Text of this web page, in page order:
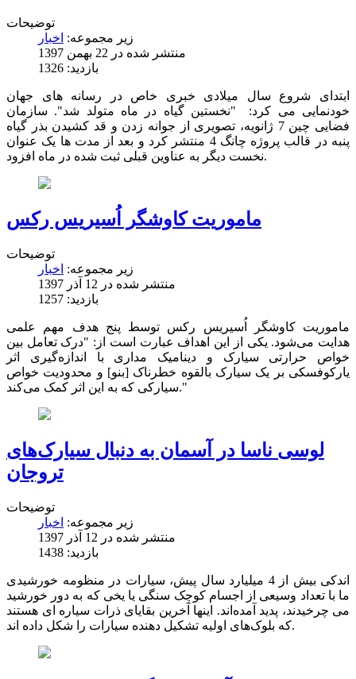
توضیحات
زیر مجموعه: اخبار
منتشر شده در 22 بهمن 1397
بازدید: 1326
ابتدای شروع سال میلادی خبری خاص در رسانه های جهان
خودنمایی می کرد: "نخستین گیاه در ماه متولد شد". سازمان
فضایی چین 7 ژانویه، تصویری از جوانه زدن و قد کشیدن بذر گیاه
پنبه در قالب پروژه چانگ 4 منتشر کرد و بعد از مدت ها یک عنوان
نخست دیگر به عناوین قبلی ثبت شده در ماه افزود.
ماموریت کاوشگر اُسیریس رکس
توضیحات
زیر مجموعه: اخبار
منتشر شده در 12 آذر 1397
بازدید: 1257
ماموریت کاوشگر اُسیریس رکس توسط پنج هدف مهم علمی
هدایت می‌شود. یکی از این اهداف عبارت است از: "درک تعامل بین
خواص حرارتی سیارک و دینامیک مداری با اندازه‌گیری اثر
یارکوفسکی بر یک سیارک بالقوه خطرناک [بنو] و محدودیت خواص
سیارکی که به این اثر کمک می‌کند."
لوسی ناسا در آسمان به دنبال سیارک‌های
تروجان
توضیحات
زیر مجموعه: اخبار
منتشر شده در 12 آذر 1397
بازدید: 1438
اندکی بیش از 4 میلیارد سال پیش، سیارات در منظومه خورشیدی
ما با تعداد وسیعی از اجسام کوچک سنگی یا یخی که به دور خورشید
می چرخیدند، پدید آمده‌اند. اینها آخرین بقایای ذرات سیاره ای هستند
که بلوک‌های اولیه تشکیل دهنده سیارات را شکل داده اند.